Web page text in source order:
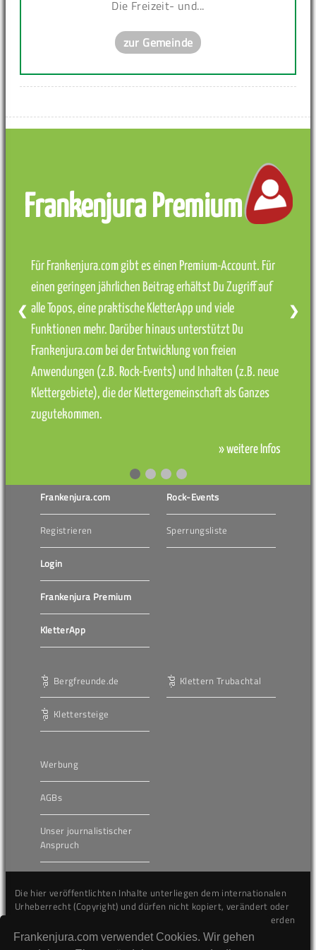
Frankenjura.com verwendet Cookies. Wir gehen
Die Freizeit- und...
zur Gemeinde
Frankenjura Premium
Für Frankenjura.com gibt es einen Premium-Account. Für
einen geringen jährlichen Beitrag erhältst Du Zugriff auf
alle Topos, eine praktische KletterApp und viele
Funktionen mehr. Darüber hinaus unterstützt Du
Frankenjura.com bei der Entwicklung von freien
Anwendungen (z.B. Rock-Events) und Inhalten (z.B. neue
Klettergebiete), die der Klettergemeinschaft als Ganzes
zugutekommen.
» weitere Infos
❮ ❯
Frankenjura.com
Registrieren
Login
Frankenjura Premium
KletterApp
Rock-Events
Sperrungsliste
Bergfreunde.de
Klettersteige
Klettern Trubachtal
Werbung
AGBs
Unser journalistischer
Anspruch
Die hier veröffentlichten Inhalte unterliegen dem internationalen
Urheberrecht (Copyright) und dürfen nicht kopiert, verändert oder
unverändert wiederveröffentlicht werden. Gegen Verstöße werden
wir auf juristischem Wege vorgehen.